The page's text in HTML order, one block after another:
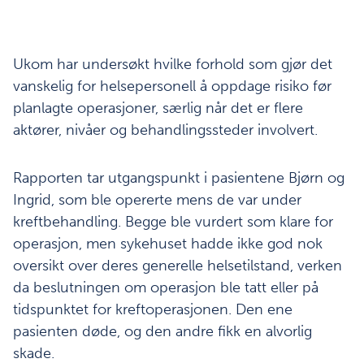
Ukom har undersøkt hvilke forhold som gjør det
vanskelig for helsepersonell å oppdage risiko før
planlagte operasjoner, særlig når det er flere
aktører, nivåer og behandlingssteder involvert.
Rapporten tar utgangspunkt i pasientene Bjørn og
Ingrid, som ble opererte mens de var under
kreftbehandling. Begge ble vurdert som klare for
operasjon, men sykehuset hadde ikke god nok
oversikt over deres generelle helsetilstand, verken
da beslutningen om operasjon ble tatt eller på
tidspunktet for kreftoperasjonen. Den ene
pasienten døde, og den andre fikk en alvorlig
skade.